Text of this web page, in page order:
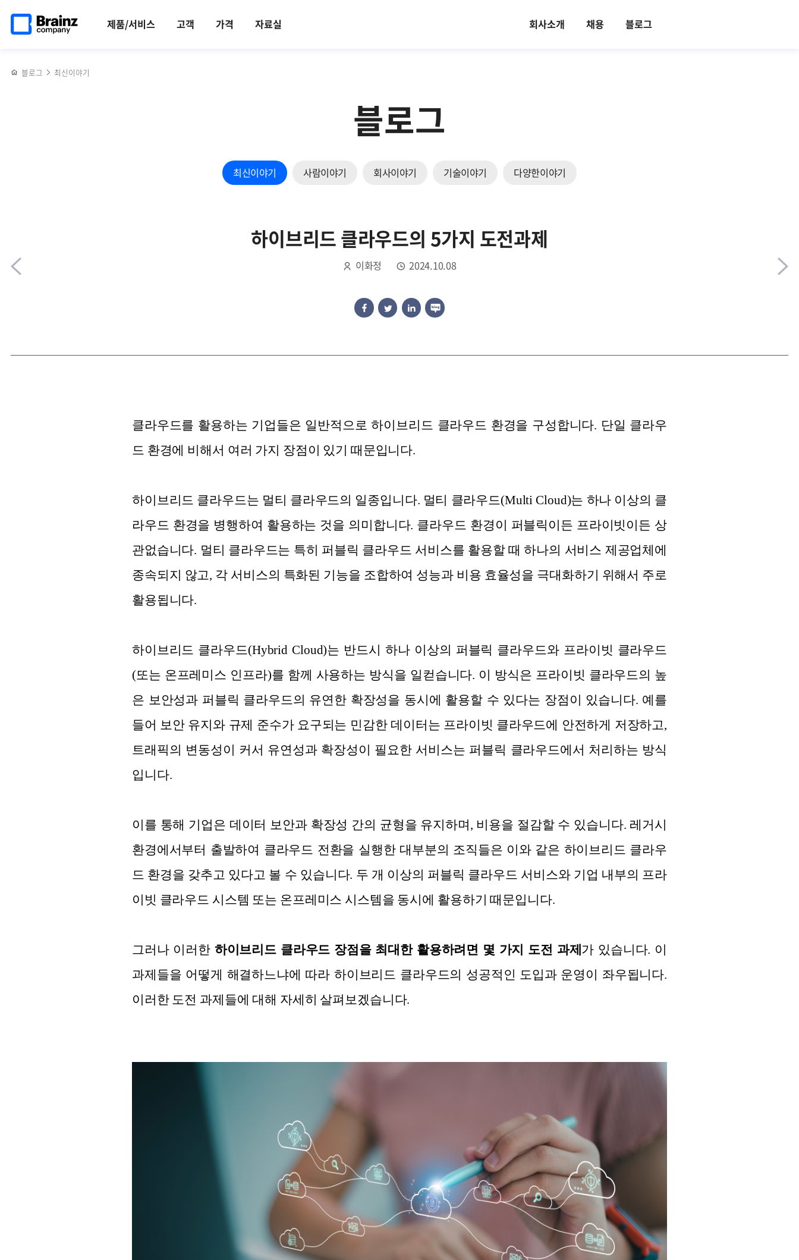
건너뛰기
제품/서비스 고객 가격 자료실 회사소개 채용 블로그
페이지로
블로그 최신이야기
블로그
최신이야기 사람이야기 회사이야기 기술이야기 다양한이야기
ICT
BUSAN]
하이브리드 클라우드의 5가지 도전과제
이화정 2024.10.08
공유하기
공유하기
공유하기
공유하기
쿠버네티스
모니터링을
고려사항
클라우드를 활용하는 기업들은 일반적으로 하이브리드 클라우드 환경을 구성합니다. 단일 클라우
드 환경에 비해서 여러 가지 장점이 있기 때문입니다.
하이브리드 클라우드는 멀티 클라우드의 일종입니다. 멀티 클라우드(Multi Cloud)는 하나 이상의 클
라우드 환경을 병행하여 활용하는 것을 의미합니다. 클라우드 환경이 퍼블릭이든 프라이빗이든 상
관없습니다. 멀티 클라우드는 특히 퍼블릭 클라우드 서비스를 활용할 때 하나의 서비스 제공업체에
종속되지 않고, 각 서비스의 특화된 기능을 조합하여 성능과 비용 효율성을 극대화하기 위해서 주로
활용됩니다.
하이브리드 클라우드(Hybrid Cloud)는 반드시 하나 이상의 퍼블릭 클라우드와 프라이빗 클라우드
(또는 온프레미스 인프라)를 함께 사용하는 방식을 일컫습니다. 이 방식은 프라이빗 클라우드의 높
은 보안성과 퍼블릭 클라우드의 유연한 확장성을 동시에 활용할 수 있다는 장점이 있습니다. 예를
들어 보안 유지와 규제 준수가 요구되는 민감한 데이터는 프라이빗 클라우드에 안전하게 저장하고,
트래픽의 변동성이 커서 유연성과 확장성이 필요한 서비스는 퍼블릭 클라우드에서 처리하는 방식
입니다.
이를 통해 기업은 데이터 보안과 확장성 간의 균형을 유지하며, 비용을 절감할 수 있습니다. 레거시
환경에서부터 출발하여 클라우드 전환을 실행한 대부분의 조직들은 이와 같은 하이브리드 클라우
드 환경을 갖추고 있다고 볼 수 있습니다. 두 개 이상의 퍼블릭 클라우드 서비스와 기업 내부의 프라
이빗 클라우드 시스템 또는 온프레미스 시스템을 동시에 활용하기 때문입니다.
그러나 이러한 하이브리드 클라우드 장점을 최대한 활용하려면 몇 가지 도전 과제 가 있습니다. 이
과제들을 어떻게 해결하느냐에 따라 하이브리드 클라우드의 성공적인 도입과 운영이 좌우됩니다.
이러한 도전 과제들에 대해 자세히 살펴보겠습니다.